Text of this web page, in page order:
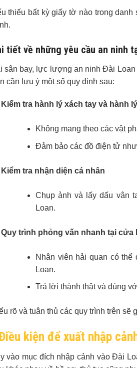
thiếu bất kỳ giấy tờ nào trong
tiết về những yêu cầu an ninh
sân bay, lực lượng an ninh Đài Loan
cần lưu ý một số quy định sau:
Kiểm tra hành lý xách tay và hành
Không mang theo các vật
Đảm bảo các đồ điện tử
Kiểm tra nhận diện cá nhân
Chụp ảnh và lấy dấu vân
Loan.
Quy trình phỏng vấn nhanh tại cửa
Nhân viên hải quan có
Loan.
Trả lời thành thật và đúng
rõ và tuân thủ các quy trình trên
kiện để xuất nhập
vào mục đích nhập cảnh vào Đài